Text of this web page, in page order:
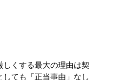
しくする最大の理由は契
ても「正当事由」なし